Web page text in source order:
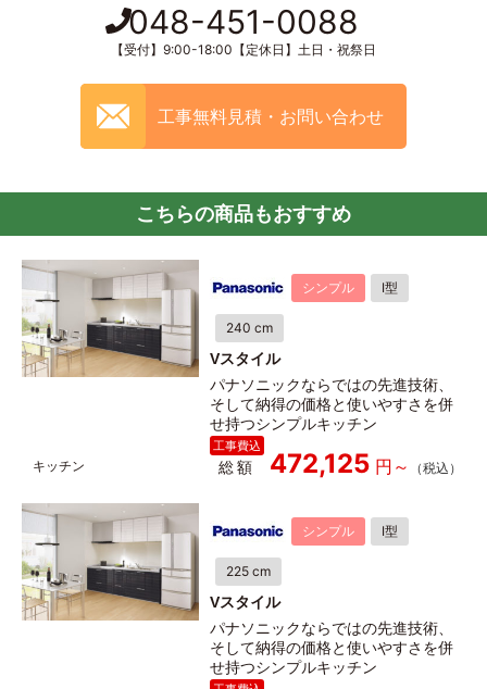
048-451-0088
【受付】9:00-18:00【定休日】土日・祝祭日
工事無料見積・お問い合わせ
こちらの商品もおすすめ
シンプル I型
240 cm
Vスタイル
パナソニックならではの先進技術、
そして納得の価格と使いやすさを併
せ持つシンプルキッチン
総額 472,125
シンプル I型
225 cm
Vスタイル
パナソニックならではの先進技術、
そして納得の価格と使いやすさを併
せ持つシンプルキッチン